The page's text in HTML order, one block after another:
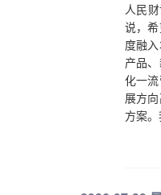
人民
说，
度融
产品
化一
展方
方案